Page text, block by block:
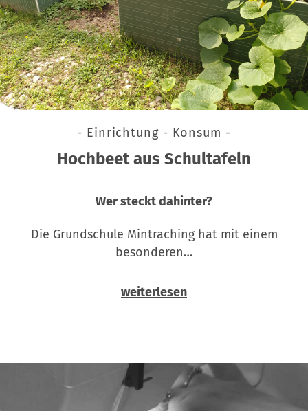
- Einrichtung - Konsum -
Hochbeet aus Schultafeln
Wer steckt dahinter?
Die Grundschule Mintraching hat mit einem
besonderen…
weiterlesen